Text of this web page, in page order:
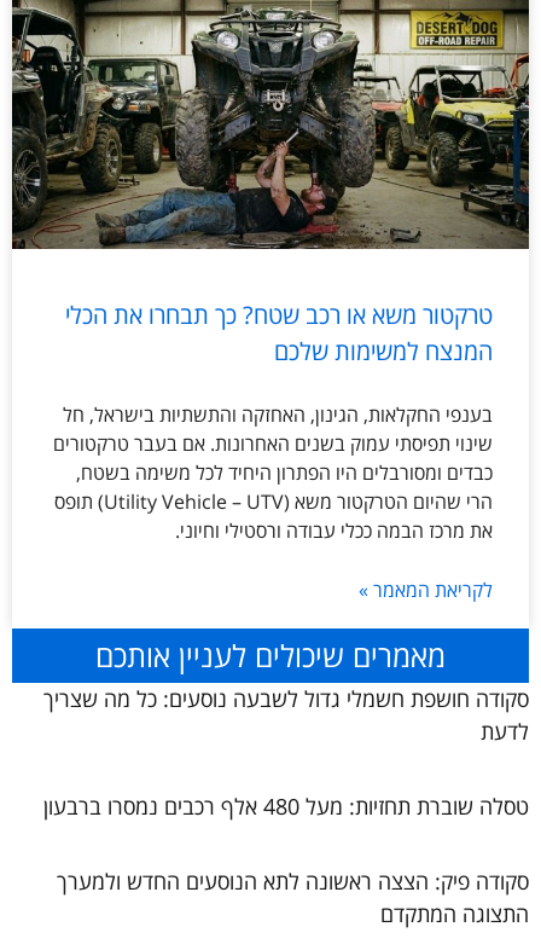
טרקטור משא או רכב שטח? כך תבחרו את הכלי
המנצח למשימות שלכם
בענפי החקלאות, הגינון, האחזקה והתשתיות בישראל, חל
שינוי תפיסתי עמוק בשנים האחרונות. אם בעבר טרקטורים
כבדים ומסורבלים היו הפתרון היחיד לכל משימה בשטח,
הרי שהיום הטרקטור משא (Utility Vehicle – UTV) תופס
את מרכז הבמה ככלי עבודה ורסטילי וחיוני.
לקריאת המאמר »
מאמרים שיכולים לעניין אותכם
סקודה חושפת חשמלי גדול לשבעה נוסעים: כל מה שצריך
לדעת
טסלה שוברת תחזיות: מעל 480 אלף רכבים נמסרו ברבעון
סקודה פיק: הצצה ראשונה לתא הנוסעים החדש ולמערך
התצוגה המתקדם